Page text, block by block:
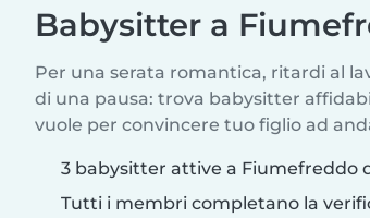
Babysitter a
Per una serata romantica, ritardi al
di una pausa: trova babysitter
vuole per convincere tuo figlio ad
3 babysitter attive a Fiumefreddo
Tutti i membri completano la